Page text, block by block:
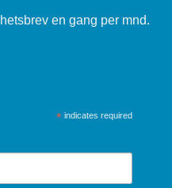
en gang per mnd.
*indicates required